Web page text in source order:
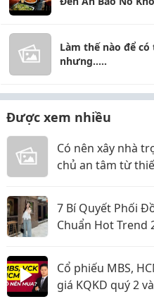
Làm thế nào để
nhưng.....
Được xem nhiều
Có nên xây nhà
chủ an tâm từ
7 Bí Quyết Phối
Chuẩn Hot Trend
Cổ phiếu MBS,
giá KQKD quý 2